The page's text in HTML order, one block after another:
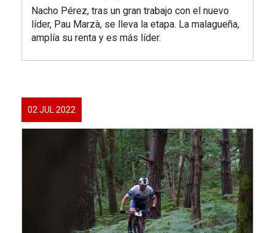
Nacho Pérez, tras un gran trabajo con el nuevo
líder, Pau Marzà, se lleva la etapa. La malagueña,
amplía su renta y es más líder.
02 JUL 2022